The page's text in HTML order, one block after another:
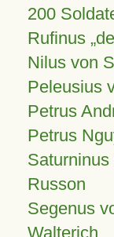
200
Rufinus
Nilus von
Peleusius
Petrus
Petrus
Russon
Segenus
Walterich